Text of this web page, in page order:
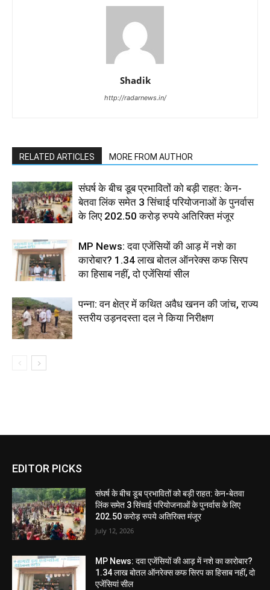
Shadik
http://radarnews.in/
RELATED ARTICLES MORE FROM AUTHOR
संघर्ष के बीच डूब प्रभावितों को बड़ी राहत: केन-
बेतवा लिंक समेत 3 सिंचाई परियोजनाओं के पुनर्वास
के लिए 202.50 करोड़ रुपये अतिरिक्त मंजूर
MP News: दवा एजेंसियों की आड़ में नशे का
कारोबार? 1.34 लाख बोतल ऑनरेक्स कफ सिरप
का हिसाब नहीं, दो एजेंसियां सील
पन्ना: वन क्षेत्र में कथित अवैध खनन की जांच, राज्य
स्तरीय उड़नदस्ता दल ने किया निरीक्षण
EDITOR PICKS
संघर्ष के बीच डूब प्रभावितों को बड़ी राहत: केन-बेतवा
लिंक समेत 3 सिंचाई परियोजनाओं के पुनर्वास के लिए
202.50 करोड़ रुपये अतिरिक्त मंजूर
July 12, 2026
MP News: दवा एजेंसियों की आड़ में नशे का कारोबार?
1.34 लाख बोतल ऑनरेक्स कफ सिरप का हिसाब नहीं, दो
एजेंसियां सील